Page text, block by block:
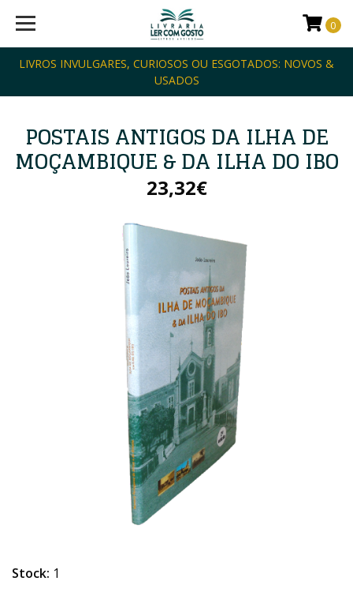
LIVROS INVULGARES, CURIOSOS OU ESGOTADOS: NOVOS &
USADOS
0
POSTAIS ANTIGOS DA ILHA DE
MOÇAMBIQUE & DA ILHA DO IBO
23,32€
Stock: 1